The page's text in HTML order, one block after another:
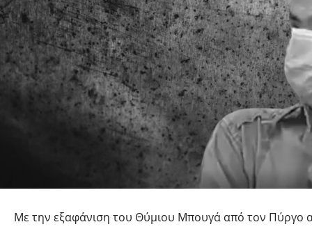
Με την εξαφάνιση του Θύμιου Μπουγά από τον Πύργο